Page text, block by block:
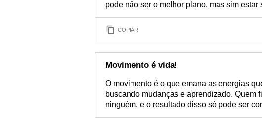
pode não ser o melhor plano, mas sim estar
COPIAR
Movimento é vida!
O movimento é o que emana as energias
buscando mudanças e aprendizado. Quem
ninguém, e o resultado disso só pode ser